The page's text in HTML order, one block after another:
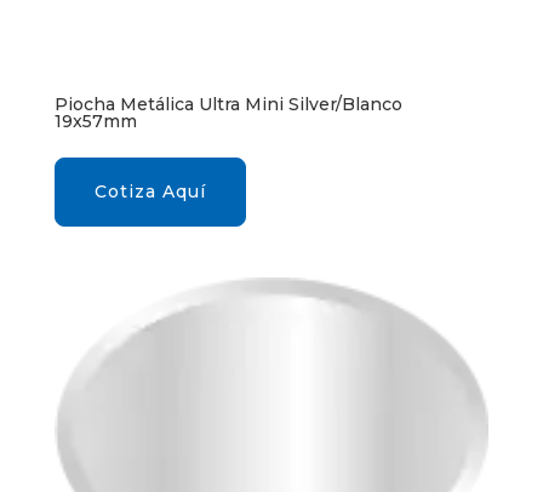
Piocha Metálica Ultra Mini Silver/Blanco
19x57mm
Cotiza Aquí